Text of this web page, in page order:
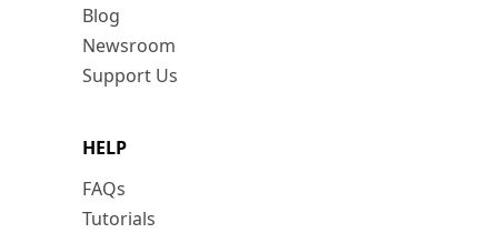
Blog
Newsroom
Support Us
HELP
FAQs
Tutorials